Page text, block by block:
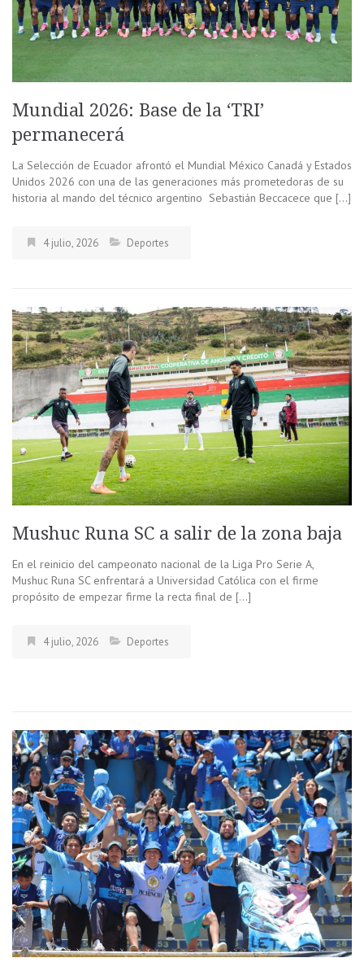
Mundial 2026: Base de la ‘TRI’
permanecerá
La Selección de Ecuador afrontó el Mundial México Canadá y Estados
Unidos 2026 con una de las generaciones más prometedoras de su
historia al mando del técnico argentino Sebastián Beccacece que […]
4 julio, 2026 Deportes
Mushuc Runa SC a salir de la zona baja
En el reinicio del campeonato nacional de la Liga Pro Serie A,
Mushuc Runa SC enfrentará a Universidad Católica con el firme
propósito de empezar firme la recta final de […]
4 julio, 2026 Deportes